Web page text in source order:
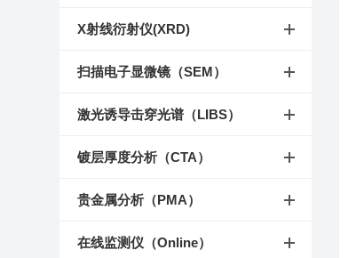
X射线衍射仪(XRD)
扫描电子显微镜（SEM）
激光诱导击穿光谱（LIBS）
镀层厚度分析（CTA）
贵金属分析（PMA）
在线监测仪（Online）